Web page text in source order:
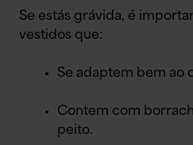
Se estás grávida, é
vestidos que:
Se adaptem bem ao
Contem com
peito.